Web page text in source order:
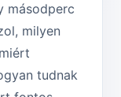
másodperc
milyen
tudnak